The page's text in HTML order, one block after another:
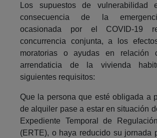
Los supuestos de vulnerabilidad
consecuencia de la
ocasionada por el COVID-19
concurrencia conjunta, a los
moratorias o ayudas en relación
arrendaticia de la vivienda
siguientes requisitos:
Que la persona que esté obligada a
de alquiler pase a estar en situación
Expediente Temporal de
(ERTE), o haya reducido su jornada